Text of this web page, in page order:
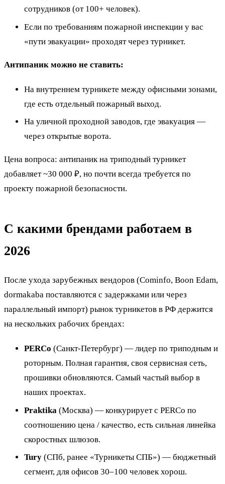
сотрудников (от 100+ человек).
Если по требованиям пожарной инспекции у вас
«пути эвакуации» проходят через турникет.
Антипаник можно не ставить:
На внутреннем турникете между офисными зонами,
где есть отдельный пожарный выход.
На уличной проходной заводов, где эвакуация —
через открытые ворота.
Цена вопроса: антипаник на триподный турникет
добавляет ~30 000 ₽, но почти всегда требуется по
проекту пожарной безопасности.
С какими брендами работаем в
2026
После ухода зарубежных вендоров (Cominfo, Boon Edam,
dormakaba поставляются с задержками или через
параллельный импорт) рынок турникетов в РФ держится
на нескольких рабочих брендах:
PERCo (Санкт-Петербург) — лидер по триподным и
роторным. Полная гарантия, своя сервисная сеть,
прошивки обновляются. Самый частый выбор в
наших проектах.
Praktika (Москва) — конкурирует с PERCo по
соотношению цена / качество, есть сильная линейка
скоростных шлюзов.
Tury (СПб, ранее «Турникеты СПБ») — бюджетный
сегмент, для офисов 30–100 человек хорош.